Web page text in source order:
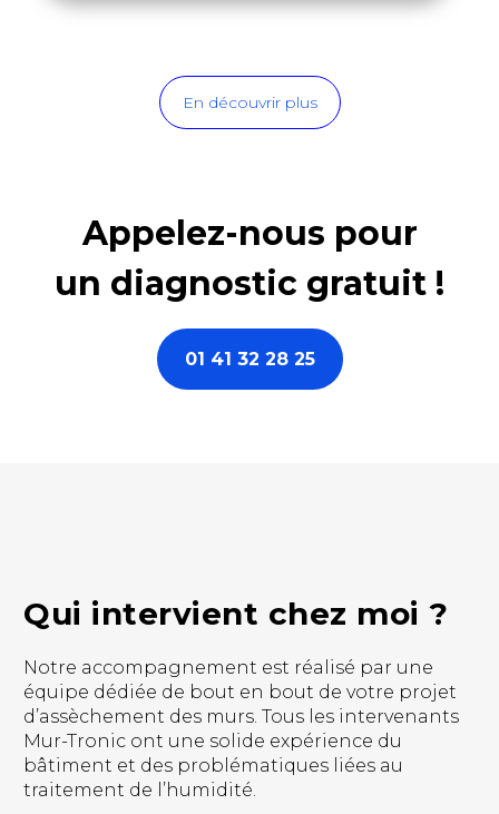
En découvrir plus
Appelez-nous pour
un diagnostic gratuit !
01 41 32 28 25
Qui intervient chez moi ?
Notre accompagnement est réalisé par une
équipe dédiée de bout en bout de votre projet
d’assèchement des murs. Tous les intervenants
Mur-Tronic ont une solide expérience du
bâtiment et des problématiques liées au
traitement de l’humidité.